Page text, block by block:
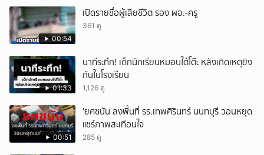
00:54
เปิดรายชื่อผู้เสียชีวิต รอง ผอ.-ครู
361 ดู
01:33
นาทีระทึก! เด็กนักเรียนหมอบใต้โต๊ะ หลังเกิดเหตุยิง
กันในโรงเรียน
1,126 ดู
00:51
'ยศชนัน ลงพื้นที่ รร.เทพศิรินทร์ นนทบุรี วอนหยุด
แชร์ภาพสะเทือนใจ
285 ดู